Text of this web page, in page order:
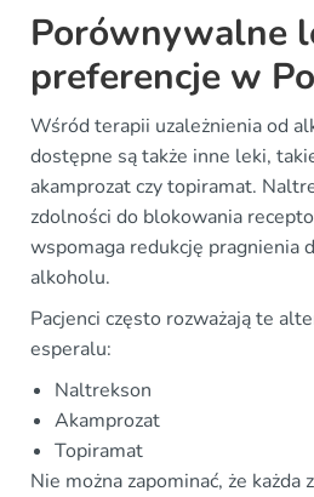
Porównywalne
preferencje w
Wśród terapii uzależnienia od
dostępne są także inne leki,
akamprozat czy topiramat.
zdolności do blokowania
wspomaga redukcję pragnienia
alkoholu.
Pacjenci często rozważają te
esperalu:
Naltrekson
Akamprozat
Topiramat
Nie można zapominać, że każda